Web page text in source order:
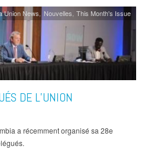
Union News Nouvelles This Month's Issue
DE L’UNION
a récemment organisé sa 28e